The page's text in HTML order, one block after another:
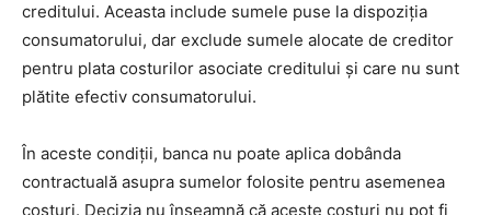
creditului. Aceasta include sumele puse la dispoziția
consumatorului, dar exclude sumele alocate de creditor
pentru plata costurilor asociate creditului și care nu sunt
plătite efectiv consumatorului.
În aceste condiții, banca nu poate aplica dobânda
contractuală asupra sumelor folosite pentru asemenea
costuri. Decizia nu înseamnă că aceste costuri nu pot fi